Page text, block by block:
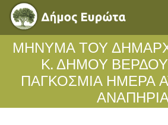
ΜΗΝΥΜΑ ΤΟΥ
Κ. ΔΗΜΟΥ ΒΕΡΔΟΥ
ΠΑΓΚΟΣΜΙΑ ΗΜΕΡΑ